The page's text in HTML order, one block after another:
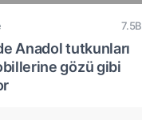
7.5B
Anadol tutkunları
gözü gibi